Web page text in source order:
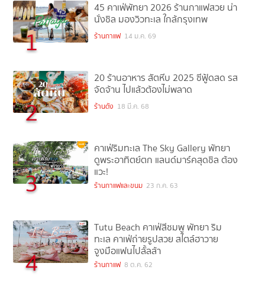
1
45 คาเฟ่พัทยา 2026 ร้านกาแฟสวย น่า
นั่งชิล มองวิวทะเล ใกล้กรุงเทพ
ร้านกาแฟ 14 ม.ค. 69
2
20 ร้านอาหาร สัตหีบ 2025 ซีฟู้ดสด รส
จัดจ้าน ไปแล้วต้องไม่พลาด
ร้านดัง 18 มี.ค. 68
3
คาเฟ่ริมทะเล The Sky Gallery พัทยา
ดูพระอาทิตย์ตก แลนด์มาร์คสุดชิล ต้อง
แวะ!
ร้านกาแฟและขนม 23 ก.ค. 63
4
Tutu Beach คาเฟ่สีชมพู พัทยา ริม
ทะเล คาเฟ่ถ่ายรูปสวย สไตล์ฮาวาย
จูงมือแฟนไปลั้ลล้า
ร้านกาแฟ 8 ต.ค. 62